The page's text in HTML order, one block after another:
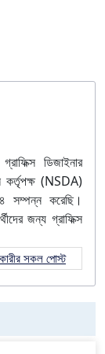
ডিজাইনার
কর্তৃপক্ষ (NSDA)
করেছি।
জন্য গ্রাফিক্স
সকল পোস্ট